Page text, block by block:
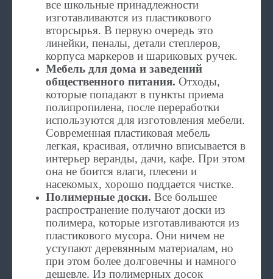
все школьные принадлежности
изготавливаются из пластикового
вторсырья. В первую очередь это
линейки, пеналы, детали степлеров,
корпуса маркеров и шариковых ручек.
Мебель для дома и заведений
общественного питания. Отходы,
которые попадают в пункты приема
полипропилена, после переработки
используются для изготовления мебели.
Современная пластиковая мебель
легкая, красивая, отлично вписывается в
интерьер веранды, дачи, кафе. При этом
она не боится влаги, плесени и
насекомых, хорошо поддается чистке.
Полимерные доски. Все большее
распространение получают доски из
полимера, которые изготавливаются из
пластикового мусора. Они ничем не
уступают деревянным материалам, но
при этом более долговечны и намного
дешевле. Из полимерных досок